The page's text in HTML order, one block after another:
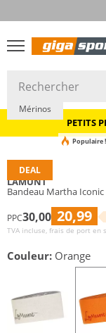
PETITS PRIX
PETITS
DEAL
Durable
Mérinos
Populaire !
LAMUNT
Bandeau Martha Iconic
PPC30,00 20,99
TVA incluse, frais de port en
Couleur: Orange